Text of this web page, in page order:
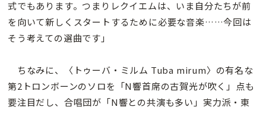
式でもあります。つまりレクイエムは、いま自分たちが前
を向いて新しくスタートするために必要な音楽……今回は
そう考えての選曲です」
ちなみに、〈トゥーバ・ミルム Tuba mirum〉の有名な
第2トロンボーンのソロを「N響首席の古賀光が吹く」点も
要注目だし、合唱団が「N響との共演も多い」実力派・東